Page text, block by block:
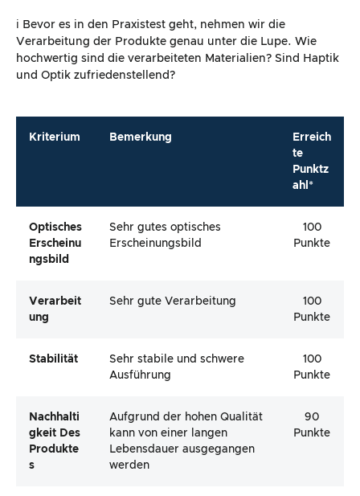
ℹ️ Bevor es in den Praxistest geht, nehmen wir die
Verarbeitung der Produkte genau unter die Lupe. Wie
hochwertig sind die verarbeiteten Materialien? Sind Haptik
und Optik zufriedenstellend?
Kriterium Bemerkung
Erreich
te
Punktz
ahl*
Optisches
Erscheinu
Ngsbild
Sehr gutes optisches
Erscheinungsbild
100
Punkte
Verarbeit
Ung
Sehr gute Verarbeitung
100
Punkte
Stabilität
Sehr stabile und schwere
Ausführung
100
Punkte
Nachhalti
Gkeit Des
Produkte
S
Aufgrund der hohen Qualität
kann von einer langen
Lebensdauer ausgegangen
werden
90
Punkte